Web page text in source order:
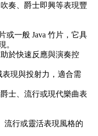
奏、爵士即興等表現豐
或一般 Java 竹片，它具
。
於快速反應與演奏控
表現與投射力，適合需
士、流行或現代樂曲表
流行或靈活表現風格的